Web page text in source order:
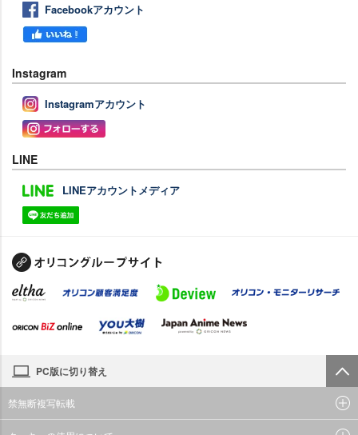
Facebookアカウント
Instagram
Instagramアカウント
LINE
LINEアカウントメディア
PC版に切り替え
禁無断複写転載